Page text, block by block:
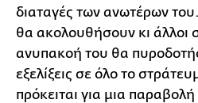
διαταγές των ανωτέρων
θα ακολουθήσουν κι άλλοι
ανυπακοή του θα
εξελίξεις σε όλο το
πρόκειται για μια